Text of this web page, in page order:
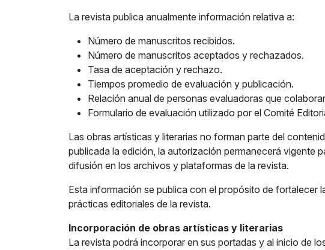
La revista publica anualmente información relativa a:
Número de manuscritos recibidos.
Número de manuscritos aceptados y rechazados.
Tasa de aceptación y rechazo.
Tiempos promedio de evaluación y publicación.
Relación anual de personas evaluadoras que
Formulario de evaluación utilizado por el Comité
Las obras artísticas y literarias no forman parte del
publicada la edición, la autorización permanecerá vigente
difusión en los archivos y plataformas de la revista.
Esta información se publica con el propósito de fortalecer
prácticas editoriales de la revista.
Incorporación de obras artísticas y literarias
La revista podrá incorporar en sus portadas y al inicio de